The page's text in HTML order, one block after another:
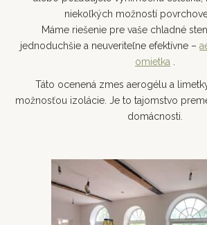
niekoľkých možností
Máme riešenie pre vaše chladné
jednoduchšie a neuveriteľne efektívne –
omietka
Táto ocenená zmes aerogélu a
možnosťou izolácie. Je to tajomstvo
domácnosti.